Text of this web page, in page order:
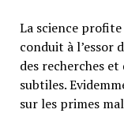
La science
conduit à l’essor
des recherches
subtiles.
sur les primes